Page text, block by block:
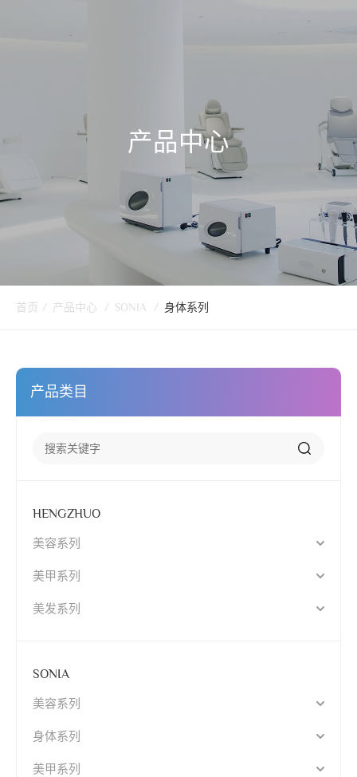
产品中心
首页 / 产品中心 / SONIA / 身体系列
产品类目
HENGZHUO
美容系列
美甲系列
美发系列
SONIA
美容系列
身体系列
美甲系列